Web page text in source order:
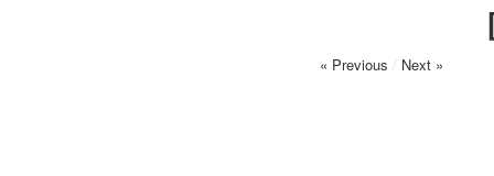
« Previous / Next »